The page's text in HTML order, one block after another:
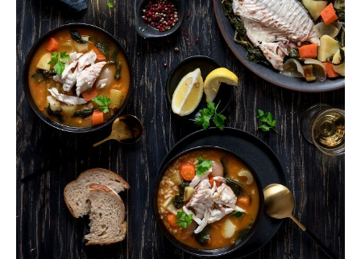
Επικοινωνία
Συνεργασίες
Moments of Mine
FAQ